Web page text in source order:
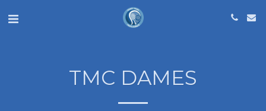
TMC DAMES